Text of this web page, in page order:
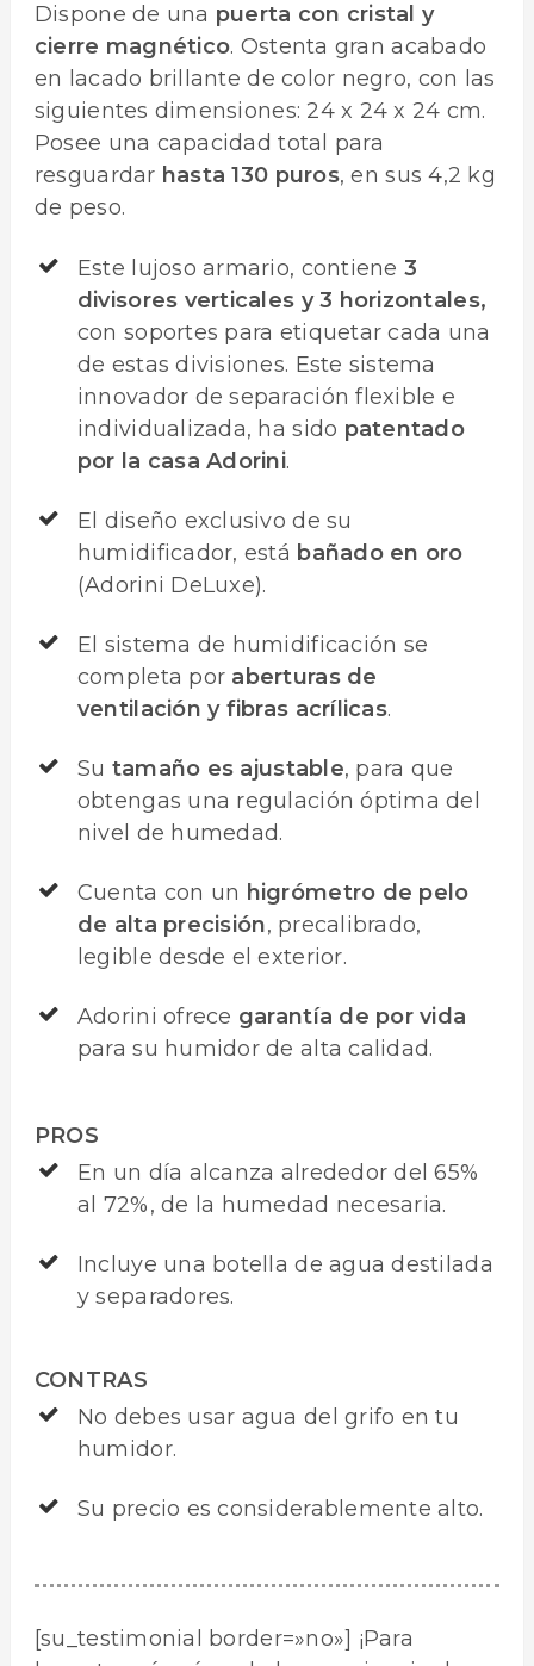
Dispone de una puerta con cristal y
cierre magnético. Ostenta gran acabado
en lacado brillante de color negro, con las
siguientes dimensiones: 24 x 24 x 24 cm.
Posee una capacidad total para
resguardar hasta 130 puros, en sus 4,2 kg
de peso.
Este lujoso armario, contiene 3
divisores verticales y 3 horizontales,
con soportes para etiquetar cada una
de estas divisiones. Este sistema
innovador de separación flexible e
individualizada, ha sido patentado
por la casa Adorini.
El diseño exclusivo de su
humidificador, está bañado en oro
(Adorini DeLuxe).
El sistema de humidificación se
completa por aberturas de
ventilación y fibras acrílicas.
Su tamaño es ajustable, para que
obtengas una regulación óptima del
nivel de humedad.
Cuenta con un higrómetro de pelo
de alta precisión, precalibrado,
legible desde el exterior.
Adorini ofrece garantía de por vida
para su humidor de alta calidad.
PROS
En un día alcanza alrededor del 65%
al 72%, de la humedad necesaria.
Incluye una botella de agua destilada
y separadores.
CONTRAS
No debes usar agua del grifo en tu
humidor.
Su precio es considerablemente alto.
[su_testimonial border=»no»] ¡Para